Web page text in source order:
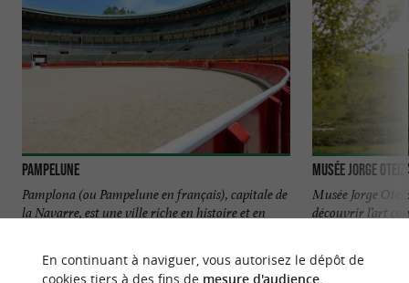
Pampelune
Pamplona (ou Pampelune en français), capitale de
la Navarre, est une ville riche en histoire et en
61 m - Pamplona
Musée Jorge
Musée Jorge
découvrir l’art
6,8 km -
En continuant à naviguer, vous autorisez le dépôt de
cookies tiers à des fins de mesure d'audience.